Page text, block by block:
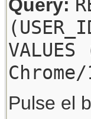
Query:
Pulse el